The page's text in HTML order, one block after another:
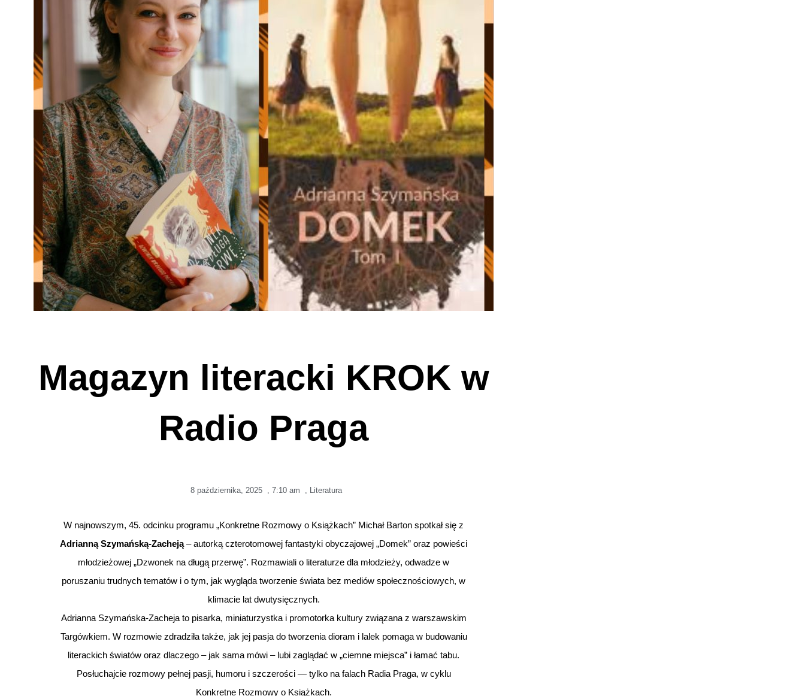
Magazyn literacki KROK w
Radio Praga
8 października, 2025 , 7:10 am , Literatura
W najnowszym, 45. odcinku programu „Konkretne Rozmowy o Książkach” Michał Barton spotkał się z
Adrianną Szymańską-Zacheją– autorką czterotomowej fantastyki obyczajowej „Domek” oraz powieści
młodzieżowej „Dzwonek na długą przerwę”. Rozmawiali o literaturze dla młodzieży, odwadze w
poruszaniu trudnych tematów i o tym, jak wygląda tworzenie świata bez mediów społecznościowych, w
klimacie lat dwutysięcznych.
Adrianna Szymańska-Zacheja to pisarka, miniaturzystka i promotorka kultury związana z warszawskim
Targówkiem. W rozmowie zdradziła także, jak jej pasja do tworzenia dioram i lalek pomaga w budowaniu
literackich światów oraz dlaczego – jak sama mówi – lubi zaglądać w „ciemne miejsca” i łamać tabu.
Posłuchajcie rozmowy pełnej pasji, humoru i szczerości — tylko na falach Radia Praga, w cyklu
Konkretne Rozmowy o Książkach.